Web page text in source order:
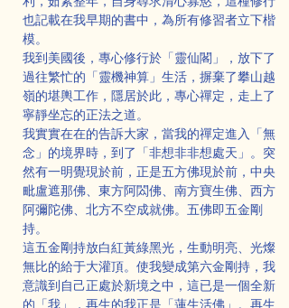
也記載在我早期的書中，為所有修習者立下楷
模。
我到美國後，專心修行於「靈仙閣」，放下了
過往繁忙的「靈機神算」生活，摒棄了攀山越
嶺的堪輿工作，隱居於此，專心禪定，走上了
寧靜坐忘的正法之道。
我實實在在的告訴大家，當我的禪定進入「無
念」的境界時，到了「非想非非想處天」。突
然有一明覺現於前，正是五方佛現於前，中央
毗盧遮那佛、東方阿閦佛、南方寶生佛、西方
阿彌陀佛、北方不空成就佛。五佛即五金剛
持。
這五金剛持放白紅黃綠黑光，生動明亮、光燦
無比的給于大灌頂。使我變成第六金剛持，我
意識到自己正處於新境之中，這已是一個全新
的「我」，再生的我正是「蓮生活佛」。再生